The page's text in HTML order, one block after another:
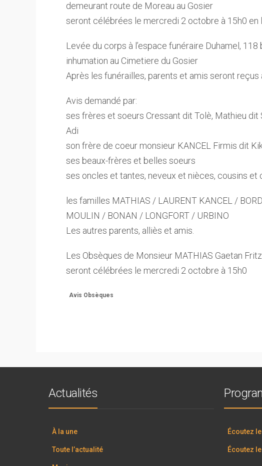
demeurant route de Moreau au Gosier
seront célébrées le mercredi 2 octobre à 15h0 en
Levée du corps à l’espace funéraire Duhamel, 118
inhumation au Cimetiere du Gosier
Après les funérailles, parents et amis seront reçus
Avis demandé par:
ses frères et soeurs Cressant dit Tolè, Mathieu
Adi
son frère de coeur monsieur KANCEL Firmis dit
ses beaux-frères et belles soeurs
ses oncles et tantes, neveux et nièces, cousins et
les familles MATHIAS / LAURENT KANCEL /
MOULIN / BONAN / LONGFORT / URBINO
Les autres parents, alliès et amis.
Les Obsèques de Monsieur MATHIAS Gaetan Fritz
seront célébrées le mercredi 2 octobre à 15h0
Avis Obsèques
Actualités
À la une
Toute l’actualité
Écoutez
Écoutez